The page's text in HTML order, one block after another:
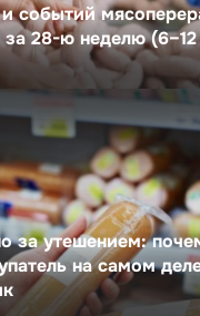
событий
за 28-ю неделю
за утешением:
на самом